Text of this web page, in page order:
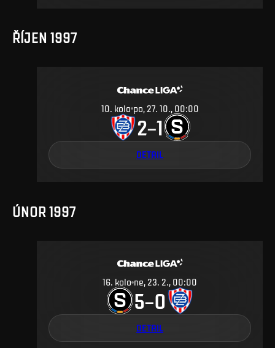
ŘÍJEN 1997
10. kolo po, 27. 10., 00:00
2–1
DETAIL
ÚNOR 1997
16. kolo ne, 23. 2., 00:00
5–0
DETAIL